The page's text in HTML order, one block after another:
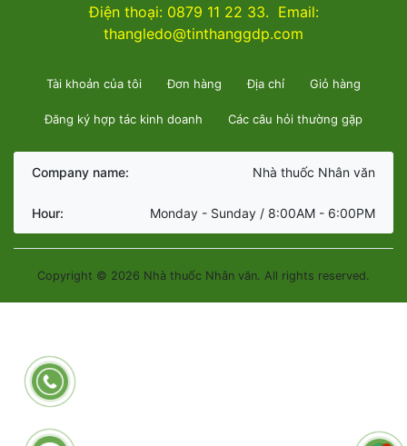
Điện thoại: 0879 11 22 33. Email:
thangledo@tinthanggdp.com
Tài khoản của tôi Đơn hàng Địa chỉ Giỏ hàng
Đăng ký hợp tác kinh doanh Các câu hỏi thường gặp
Company name: Nhà thuốc Nhân văn
Hour: Monday - Sunday / 8:00AM - 6:00PM
Copyright © 2026 Nhà thuốc Nhân văn. All rights reserved.